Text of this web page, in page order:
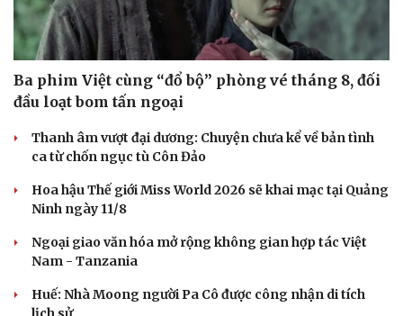
Ba phim Việt cùng “đổ bộ” phòng vé tháng 8, đối
đầu loạt bom tấn ngoại
Thanh âm vượt đại dương: Chuyện chưa kể về bản tình
ca từ chốn ngục tù Côn Đảo
Hoa hậu Thế giới Miss World 2026 sẽ khai mạc tại Quảng
Ninh ngày 11/8
Ngoại giao văn hóa mở rộng không gian hợp tác Việt
Nam - Tanzania
Huế: Nhà Moong người Pa Cô được công nhận di tích